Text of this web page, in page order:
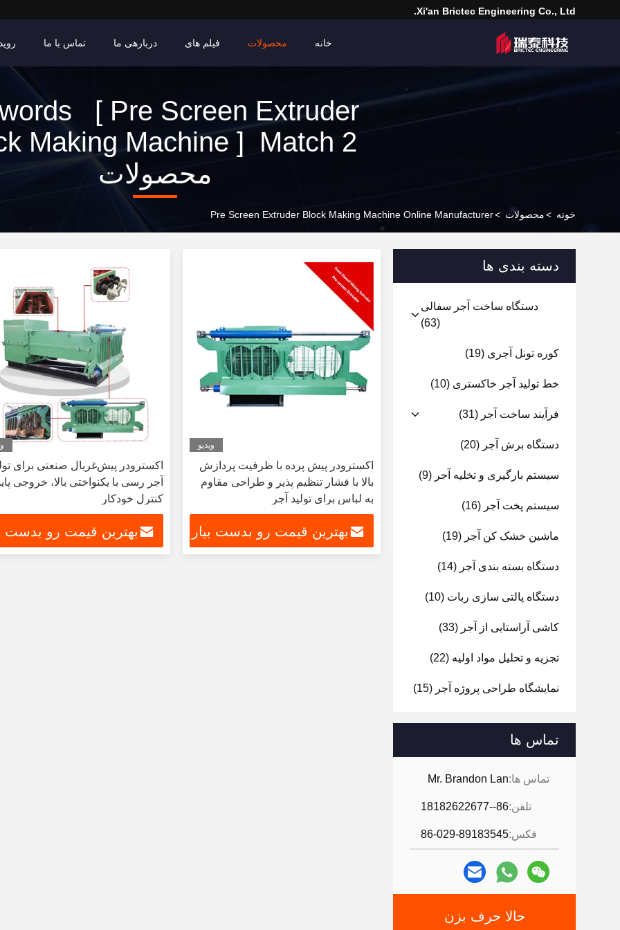
Xi'an Brictec Engineering Co., Ltd.
خانه محصولات فیلم های دربارهی ما تماس با ما
[ Pre Screen Extruder
Making Machine ] Match 2
محصولات
خونه >محصولات >
Pre Screen Extruder Block Making Machine Online Manufacturer
دسته بندی ها
دستگاه ساخت آجر سفالی
(63)
کوره تونل آجری (19)
خط تولید آجر خاکستری (10)
فرآیند ساخت آجر (31)
دستگاه برش آجر (20)
سیستم بارگیری و تخلیه آجر (9)
سیستم پخت آجر (16)
ماشین خشک کن آجر (19)
دستگاه بسته بندی آجر (14)
دستگاه پالتی سازی ربات (10)
کاشی آراستایی از آجر (33)
تجزیه و تحلیل مواد اولیه (22)
نمایشگاه طراحی پروژه آجر (15)
تماس ها
تماس ها:Mr. Brandon Lan
تلفن:86--18182622677
فکس:86-029-89183545
حالا حرف بزن
ویدیو
اکسترودر پیش پرده با ظرفیت پردازش
بالا با فشار تنظیم پذیر و طراحی مقاوم
به لباس برای تولید آجر
بهترین قیمت رو بدست بیار
اکسترودر پیش‌غربال صنعتی برای
آجر رسی با یکنواختی بالا، خروجی
کنترل خودکار
بهترین قیمت رو بدست